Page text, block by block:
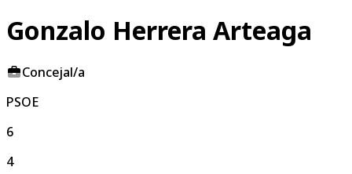
Gonzalo Herrera Arteaga
Concejal/a
PSOE
6
4